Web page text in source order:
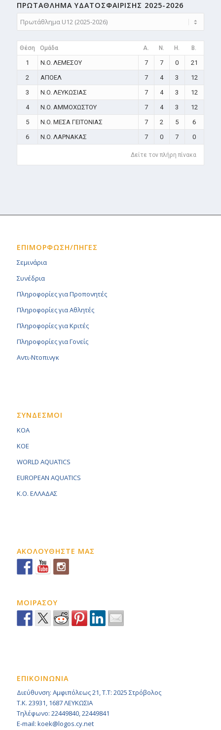
ΠΡΩΤΑΘΛΗMA ΥΔΑΤΟΣΦΑΙΡΙΣΗΣ 2025-2026
Θέση Ομάδα A. N. H. B.
1 N.O. ΛΕΜΕΣΟΥ 7 7 0
21
2
ΑΠΟΕΛ 7 4 3
12
3
N.O. ΛΕΥΚΩΣΙΑΣ 7 4 3
12
4
N.O. ΑΜΜΟΧΩΣΤΟΥ 7 4 3
12
5
N.O. ΜΕΣΑ ΓΕΙΤΟΝΙΑΣ 7 2 5
6
6
N.O. ΛΑΡΝΑΚΑΣ 7 0 7 0
Δείτε τον πλήρη πίνακα
ΕΠΙΜΟΡΦΩΣΗ/ΠΗΓΕΣ
Σεμινάρια
Συνέδρια
Πληροφορίες για Προπονητές
Πληροφορίες για Αθλητές
Πληροφορίες για Κριτές
Πληροφορίες για Γονείς
Αντι-Ντοπινγκ
ΣΥΝΔΕΣΜΟΙ
KOA
KOE
WORLD AQUATICS
EUROPEAN AQUATICS
K.O. ΕΛΛΑΔΑΣ
ΑΚΟΛΟΥΘΗΣΤΕ ΜΑΣ
ΜΟΙΡΑΣΟΥ
ΕΠΙΚΟΙΝΩΝΙΑ
Διεύθυνση: Αμφιπόλεως 21, Τ.Τ: 2025 Στρόβολος
Τ.Κ. 23931, 1687 ΛΕΥΚΩΣΙΑ
Τηλέφωνο: 22449840, 22449841
E-mail: koek@logos.cy.net